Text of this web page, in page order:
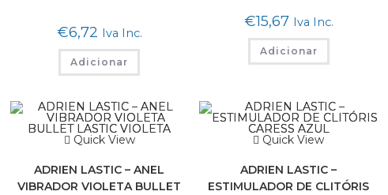
€6,72 Iva Inc.
Adicionar
€15,67 Iva Inc.
Adicionar
Quick View
ADRIEN LASTIC – ANEL
VIBRADOR VIOLETA BULLET
Quick View
ADRIEN LASTIC –
ESTIMULADOR DE CLITÓRIS